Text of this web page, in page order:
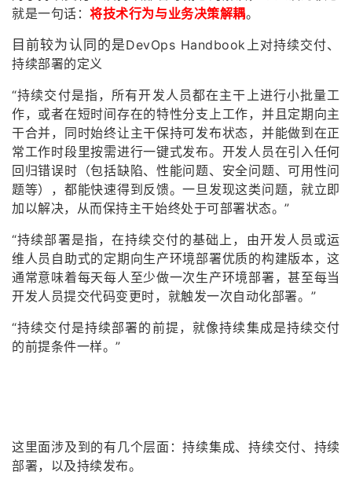
就是一句话：将技术行为与业务决策解耦。
目前较为认同的是DevOps Handbook上对持续交付、
持续部署的定义
“持续交付是指，所有开发人员都在主干上进行小批量工
作，或者在短时间存在的特性分支上工作，并且定期向主
干合并，同时始终让主干保持可发布状态，并能做到在正
常工作时段里按需进行一键式发布。开发人员在引入任何
回归错误时（包括缺陷、性能问题、安全问题、可用性问
题等），都能快速得到反馈。一旦发现这类问题，就立即
加以解决，从而保持主干始终处于可部署状态。”
“持续部署是指，在持续交付的基础上，由开发人员或运
维人员自助式的定期向生产环境部署优质的构建版本，这
通常意味着每天每人至少做一次生产环境部署，甚至每当
开发人员提交代码变更时，就触发一次自动化部署。”
“持续交付是持续部署的前提，就像持续集成是持续交付
的前提条件一样。”
这里面涉及到的有几个层面：持续集成、持续交付、持续
部署，以及持续发布。